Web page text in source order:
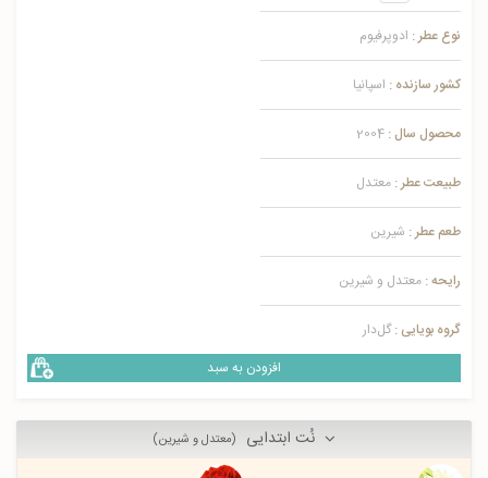
نوع عطر : ادوپرفیوم
کشور سازنده : اسپانیا
محصول سال : 2004
طبیعت عطر : معتدل
طعم عطر : شیرین
رایحه : معتدل و شیرین
گروه بویایی : گل‌دار
افزودن به سبد
نُت ابتدایی (معتدل و شیرین)